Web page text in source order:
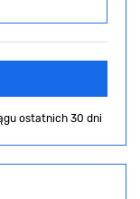
ostatnich 30 dni